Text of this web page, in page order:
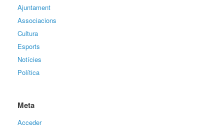
Ajuntament
Associacions
Cultura
Esports
Notícies
Política
Meta
Acceder